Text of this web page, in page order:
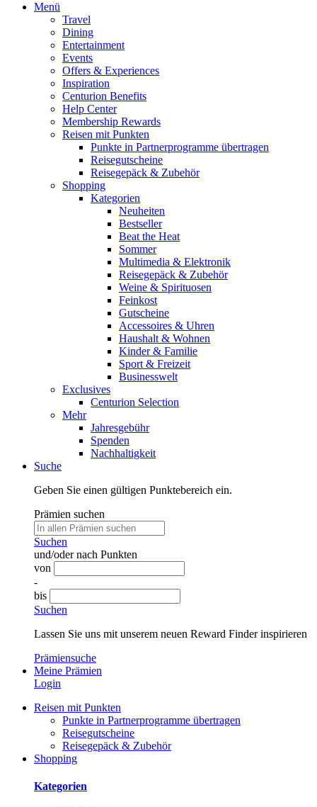
Menü
Travel
Dining
Entertainment
Events
Offers & Experiences
Inspiration
Centurion Benefits
Help Center
Membership Rewards
Reisen mit Punkten
Punkte in Partnerprogramme übertragen
Reisegutscheine
Reisegepäck & Zubehör
Shopping
Kategorien
Neuheiten
Bestseller
Beat the Heat
Sommer
Multimedia & Elektronik
Reisegepäck & Zubehör
Weine & Spirituosen
Feinkost
Gutscheine
Accessoires & Uhren
Haushalt & Wohnen
Kinder & Familie
Sport & Freizeit
Businesswelt
Exclusives
Centurion Selection
Mehr
Jahresgebühr
Spenden
Nachhaltigkeit
Suche
Geben Sie einen gültigen Punktebereich ein.
Prämien suchen
Suchen
und/oder nach Punkten
von
-
bis
Suchen
Lassen Sie uns mit unserem neuen Reward Finder inspirieren
Prämiensuche
Meine Prämien
Login
Reisen mit Punkten
Punkte in Partnerprogramme übertragen
Reisegutscheine
Reisegepäck & Zubehör
Shopping
Kategorien